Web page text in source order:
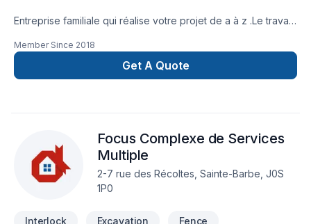
Entreprise familiale qui réalise votre projet de a à z .Le travail
domaine de l'aménagement paysager depuis plus de 15 ans
Member Since 2018
Get A Quote
Focus Complexe de Services
Multiple
2-7 rue des Récoltes, Sainte-Barbe, J0S
1P0
Interlock Excavation Fence